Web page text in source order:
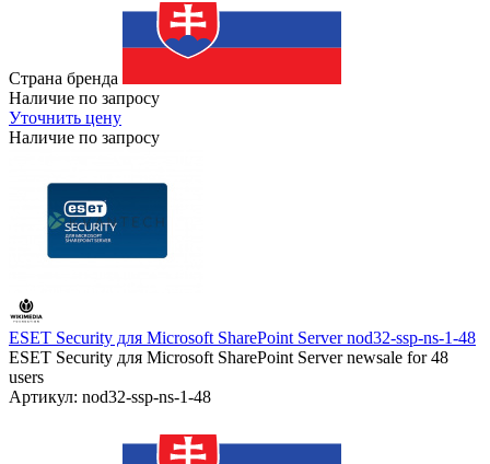
Страна бренда
Наличие по запросу
Уточнить цену
Наличие по запросу
ESET Security для Microsoft SharePoint Server nod32-ssp-ns-1-48
ESET Security для Microsoft SharePoint Server newsale for 48
users
Артикул: nod32-ssp-ns-1-48